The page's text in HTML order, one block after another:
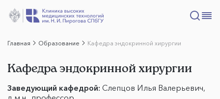
Главная Образование Кафедра эндокринной хирургии
Кафедра эндокринной хирургии
Заведующий кафедрой: Слепцов Илья Валерьевич,